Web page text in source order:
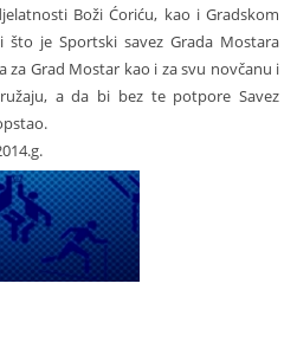
Boži Ćoriću, kao i Gradskom
što je Sportski savez Grada Mostara
za Grad Mostar kao i za svu novčanu i
a da bi bez te potpore Savez